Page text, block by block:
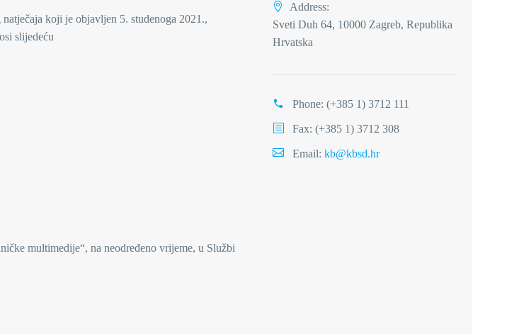
koji je objavljen 5. studenoga 2021.,
slijedeću
multimedije“, na neodređeno vrijeme, u Službi
Address:
Sveti Duh 64, 10000 Zagreb, Republika
Hrvatska
Phone: (+385 1) 3712 111
Fax: (+385 1) 3712 308
Email: kb@kbsd.hr